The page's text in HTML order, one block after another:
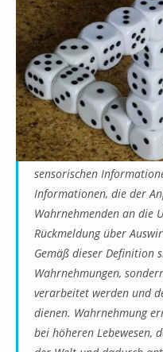
sensorischen
Informationen, die der
Wahrnehmenden an die
Rückmeldung über
Gemäß dieser Definition
Wahrnehmungen,
verarbeitet werden und
dienen. Wahrnehmung
bei höheren Lebewesen,